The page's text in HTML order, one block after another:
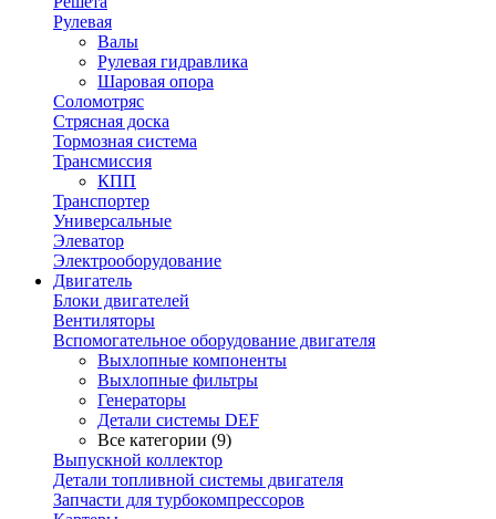
Рулевая
Валы
Рулевая гидравлика
Шаровая опора
Соломотряс
Стрясная доска
Тормозная система
Трансмиссия
КПП
Транспортер
Универсальные
Элеватор
Электрооборудование
Двигатель
Блоки двигателей
Вентиляторы
Вспомогательное оборудование двигателя
Выхлопные компоненты
Выхлопные фильтры
Генераторы
Детали системы DEF
Все категории (9)
Выпускной коллектор
Детали топливной системы двигателя
Запчасти для турбокомпрессоров